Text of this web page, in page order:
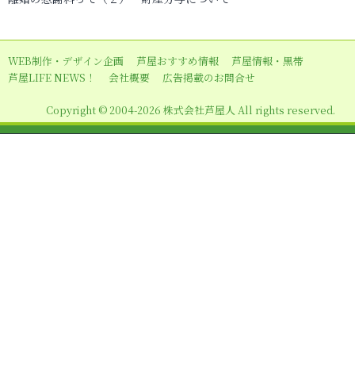
ゲ
シ
ョ
WEB制作・デザイン企画 芦屋おすすめ情報
芦屋情報・黒帯
芦屋LIFE NEWS！
会社概要 広告掲載のお問合せ
Copyright © 2004-2026 株式会社芦屋人 All rights reserved.